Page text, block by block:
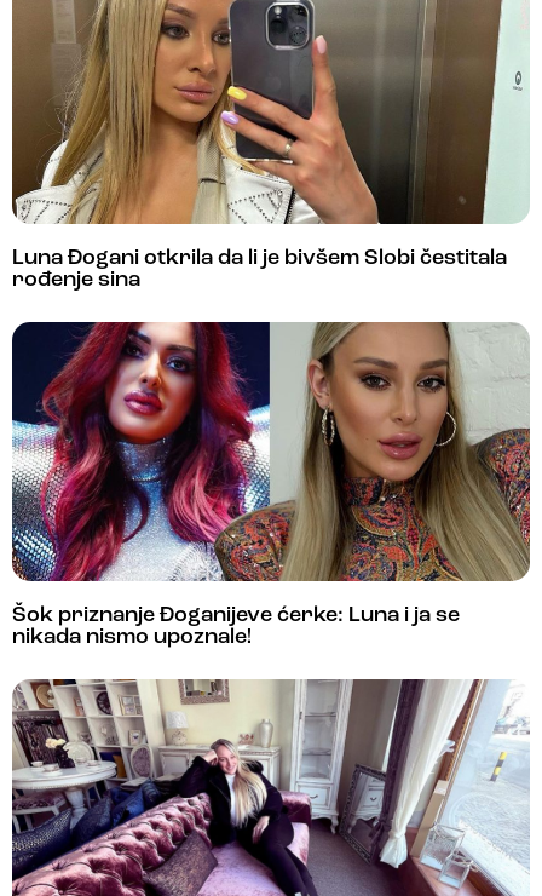
Luna Đogani otkrila da li je bivšem Slobi čestitala
rođenje sina
Šok priznanje Đoganijeve ćerke: Luna i ja se
nikada nismo upoznale!